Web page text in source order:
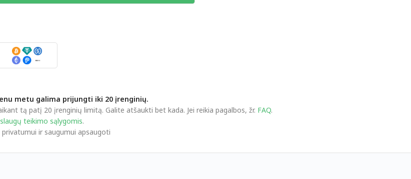
metu galima prijungti iki 20 įrenginių.
tą patį 20 įrenginių limitą. Galite atšaukti bet kada. Jei reikia pagalbos, žr. FAQ.
teikimo sąlygomis.
ir saugumui apsaugoti